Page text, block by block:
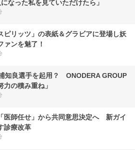
になった私を見ていただけたら」
ピリッツ」の表紙＆グラビアに登場し妖
ァンを魅了！
知良選手を起用？ ONODERA GROUP
力の積み重ね」
医師任せ」から共同意思決定へ 新ガイ
診療改革